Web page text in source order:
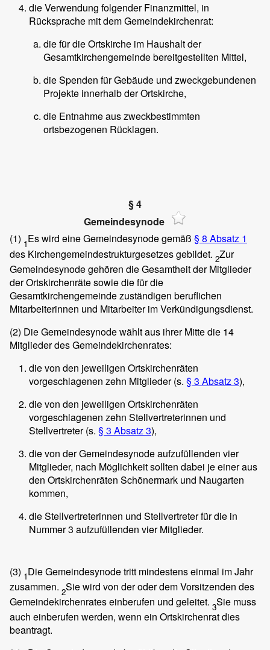
die Verwendung folgender Finanzmittel, in
Rücksprache mit dem Gemeindekirchenrat:
die für die Ortskirche im Haushalt der
Gesamtkirchengemeinde bereitgestellten Mittel,
die Spenden für Gebäude und zweckgebundenen
Projekte innerhalb der Ortskirche,
die Entnahme aus zweckbestimmten
ortsbezogenen Rücklagen.
§ 4
Gemeindesynode
(1) 1Es wird eine Gemeindesynode gemäß § 8 Absatz 1
des Kirchengemeindestrukturgesetzes gebildet. 2Zur
Gemeindesynode gehören die Gesamtheit der Mitglieder
der Ortskirchenräte sowie die für die
Gesamtkirchengemeinde zuständigen beruflichen
Mitarbeiterinnen und Mitarbeiter im Verkündigungsdienst.
(2) Die Gemeindesynode wählt aus ihrer Mitte die 14
Mitglieder des Gemeindekirchenrates:
die von den jeweiligen Ortskirchenräten
vorgeschlagenen zehn Mitglieder (s. § 3 Absatz 3),
die von den jeweiligen Ortskirchenräten
vorgeschlagenen zehn Stellvertreterinnen und
Stellvertreter (s. § 3 Absatz 3),
die von der Gemeindesynode aufzufüllenden vier
Mitglieder, nach Möglichkeit sollten dabei je einer aus
den Ortskirchenräten Schönermark und Naugarten
kommen,
die Stellvertreterinnen und Stellvertreter für die in
Nummer 3 aufzufüllenden vier Mitglieder.
(3) 1Die Gemeindesynode tritt mindestens einmal im Jahr
zusammen. 2Sie wird von der oder dem Vorsitzenden des
Gemeindekirchenrates einberufen und geleitet. 3Sie muss
auch einberufen werden, wenn ein Ortskirchenrat dies
beantragt.